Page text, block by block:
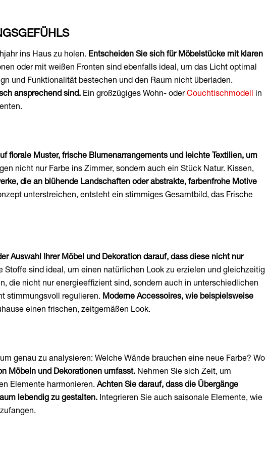
ins Haus zu holen. Entscheiden Sie sich für Möbelstücke mit klaren
oder mit weißen Fronten sind ebenfalls ideal, um das Licht optimal
und Funktionalität bestechen und den Raum nicht überladen.
ansprechend sind. Ein großzügiges Wohn- oderCouchtischmodell in
florale Muster, frische Blumenarrangements und leichte Textilien, um
nicht nur Farbe ins Zimmer, sondern auch ein Stück Natur. Kissen,
die an blühende Landschaften oder abstrakte, farbenfrohe Motive
unterstreichen, entsteht ein stimmiges Gesamtbild, das Frische
Auswahl Ihrer Möbel und Dekoration darauf, dass diese nicht nur
Stoffe sind ideal, um einen natürlichen Look zu erzielen und gleichzeitig
die nicht nur energieeffizient sind, sondern auch in unterschiedlichen
stimmungsvoll regulieren. Moderne Accessoires, wie beispielsweise
einen frischen, zeitgemäßen Look.
genau zu analysieren: Welche Wände brauchen eine neue Farbe? Wo
Möbeln und Dekorationen umfasst. Nehmen Sie sich Zeit, um
Elemente harmonieren.Achten Sie darauf, dass die Übergänge
lebendig zu gestalten. Integrieren Sie auch saisonale Elemente, wie